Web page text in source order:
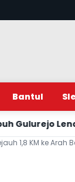
Bantul
Jumat
1,8 KM ke Arah